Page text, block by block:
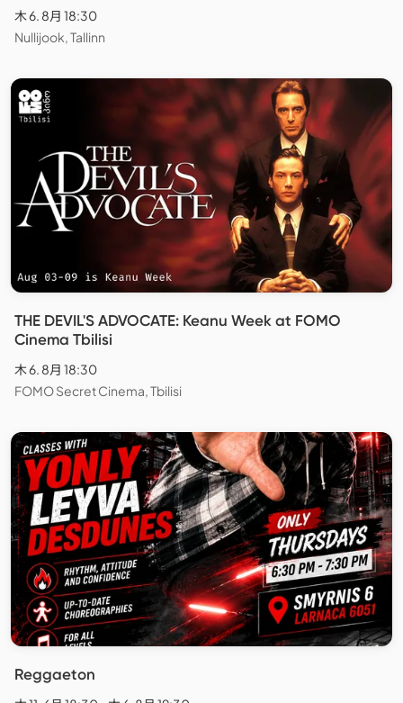
木 6. 8月 18:30
Nullijook, Tallinn
THE DEVIL'S ADVOCATE: Keanu Week at FOMO
Cinema Tbilisi
木 6. 8月 18:30
FOMO Secret Cinema, Tbilisi
Reggaeton